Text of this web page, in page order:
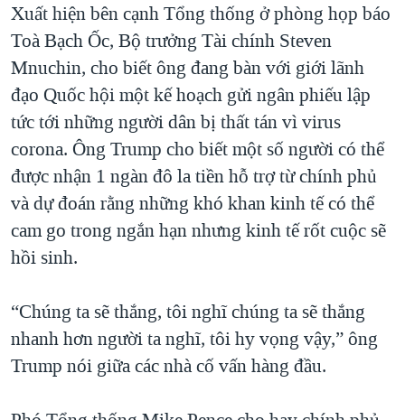
QUAN HỆ VIỆT MỸ
Xuất hiện bên cạnh Tổng thống ở phòng họp báo
Toà Bạch Ốc, Bộ trưởng Tài chính Steven
Mnuchin, cho biết ông đang bàn với giới lãnh
đạo Quốc hội một kế hoạch gửi ngân phiếu lập
tức tới những người dân bị thất tán vì virus
corona. Ông Trump cho biết một số người có thể
được nhận 1 ngàn đô la tiền hỗ trợ từ chính phủ
và dự đoán rằng những khó khan kinh tế có thể
cam go trong ngắn hạn nhưng kinh tế rốt cuộc sẽ
hồi sinh.
“Chúng ta sẽ thắng, tôi nghĩ chúng ta sẽ thắng
nhanh hơn người ta nghĩ, tôi hy vọng vậy,” ông
Trump nói giữa các nhà cố vấn hàng đầu.